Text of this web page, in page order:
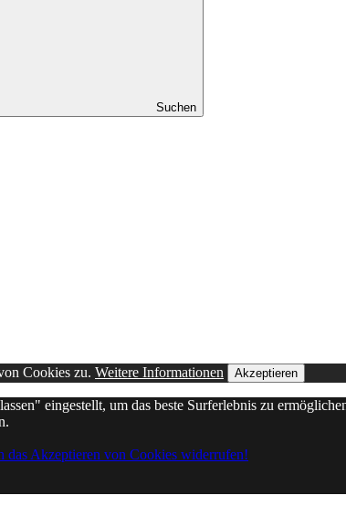
Suchen
Cookies zu. Weitere Informationen Akzeptieren
eingestellt, um das beste Surferlebnis zu
das Akzeptieren von Cookies widerrufen!